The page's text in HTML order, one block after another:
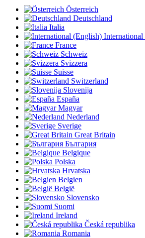
Österreich
Deutschland
Italia
France
Schweiz
Svizzera
Suisse
Switzerland
Slovenija
España
Magyar
Nederland
Sverige
Great Britain
България
Belgique
Polska
Hrvatska
Belgien
België
Slovensko
Suomi
Ireland
Česká republika
Romania